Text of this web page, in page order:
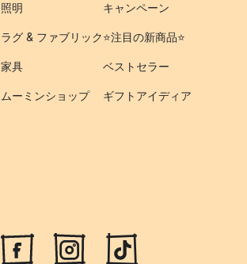
照明
ラグ & ファブリック
家具
ムーミンショップ
キャンペーン
⭐️注目の新商品⭐️
ベストセラー
ギフトアイディア